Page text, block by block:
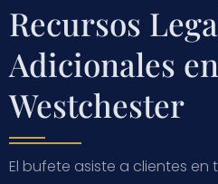
Recursos
Adicionales
Westchester
El bufete asiste a clientes